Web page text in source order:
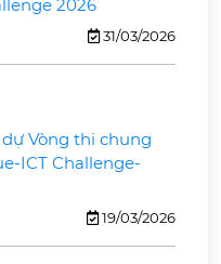
2026
31/03/2026
Vòng thi chung
ICT Challenge-
19/03/2026